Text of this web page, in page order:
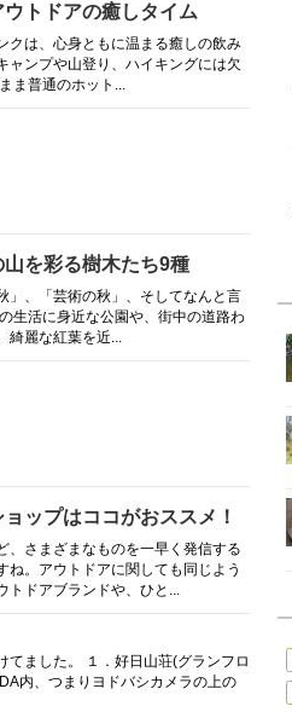
トドアの癒しタイム
クは、心身ともに温まる癒しの飲み
ャンプや山登り、ハイキングには欠
ま普通のホット...
を彩る樹木たち9種
」、「芸術の秋」、そしてなんと言
生活に身近な公園や、街中の道路わ
綺麗な紅葉を近...
ップはココがおススメ！
、さまざまなものを一早く発信する
。アウトドアに関しても同じよう
トドアブランドや、ひと...
ました。 １．好日山荘(グランフロ
内、つまりヨドバシカメラの上の